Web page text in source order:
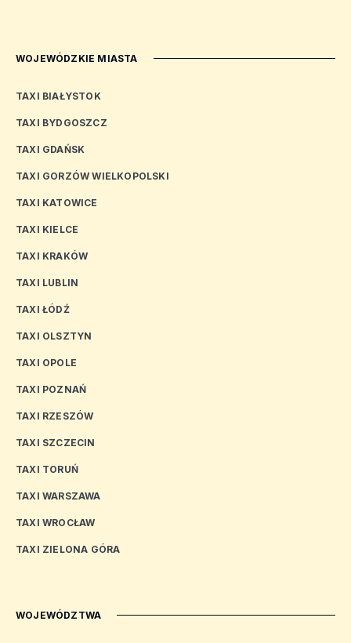
WOJEWÓDZKIE MIASTA
TAXI BIAŁYSTOK
TAXI BYDGOSZCZ
TAXI GDAŃSK
TAXI GORZÓW WIELKOPOLSKI
TAXI KATOWICE
TAXI KIELCE
TAXI KRAKÓW
TAXI LUBLIN
TAXI ŁÓDŹ
TAXI OLSZTYN
TAXI OPOLE
TAXI POZNAŃ
TAXI RZESZÓW
TAXI SZCZECIN
TAXI TORUŃ
TAXI WARSZAWA
TAXI WROCŁAW
TAXI ZIELONA GÓRA
WOJEWÓDZTWA